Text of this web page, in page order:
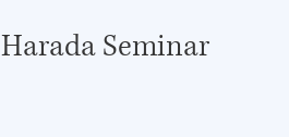
​Harada Seminar